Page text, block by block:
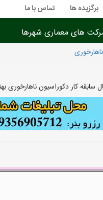
برگزیده ها تماس با ما
های معماری شهرها
کار دکوراسیون